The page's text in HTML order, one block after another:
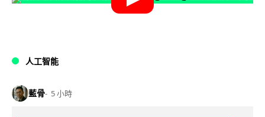
人工智能
藍骨 5 小時